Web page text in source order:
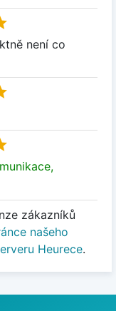
není co
zákazníků
našeho
Heurece.